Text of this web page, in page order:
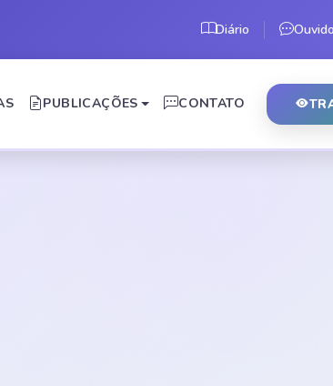
Diário
PUBLICAÇÕES CONTATO